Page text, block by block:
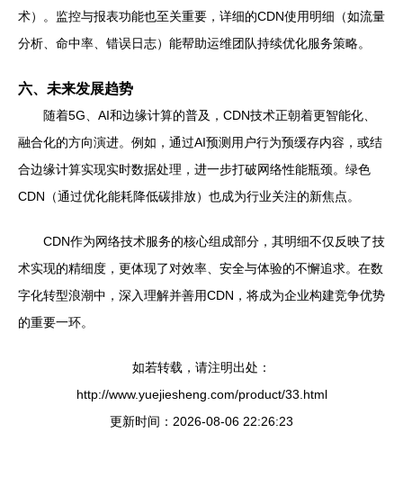
术）。监控与报表功能也至关重要，详细的CDN使用明细（如流量
分析、命中率、错误日志）能帮助运维团队持续优化服务策略。
六、未来发展趋势
随着5G、AI和边缘计算的普及，CDN技术正朝着更智能化、
融合化的方向演进。例如，通过AI预测用户行为预缓存内容，或结
合边缘计算实现实时数据处理，进一步打破网络性能瓶颈。绿色
CDN（通过优化能耗降低碳排放）也成为行业关注的新焦点。
CDN作为网络技术服务的核心组成部分，其明细不仅反映了技
术实现的精细度，更体现了对效率、安全与体验的不懈追求。在数
字化转型浪潮中，深入理解并善用CDN，将成为企业构建竞争优势
的重要一环。
如若转载，请注明出处：
http://www.yuejiesheng.com/product/33.html
更新时间：2026-08-06 22:26:23